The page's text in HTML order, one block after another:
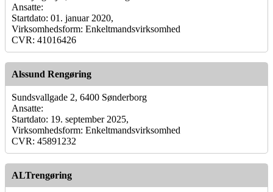
Ansatte:
Startdato: 01. januar 2020,
Virksomhedsform: Enkeltmandsvirksomhed
CVR: 41016426
Alssund Rengøring
Sundsvallgade 2, 6400 Sønderborg
Ansatte:
Startdato: 19. september 2025,
Virksomhedsform: Enkeltmandsvirksomhed
CVR: 45891232
ALTrengøring